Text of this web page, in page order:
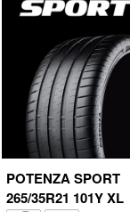
POTENZASPORT
265/35R21 101Y XL